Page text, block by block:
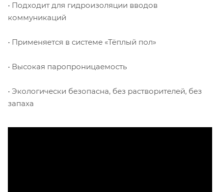
• Подходит для гидроизоляции вводов
коммуникаций
• Применяется в системе «Тёплый пол»
• Высокая паропроницаемость
• Экологически безопасна, без растворителей, без
запаха